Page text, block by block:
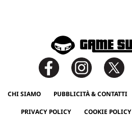
CHI SIAMO PUBBLICITÀ & CONTATTI
PRIVACY POLICY COOKIE POLICY